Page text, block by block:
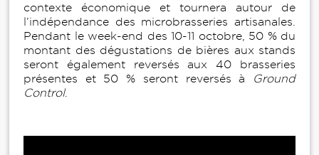
contexte économique et tournera autour de
l’indépendance des microbrasseries artisanales.
Pendant le week-end des 10-11 octobre, 50 % du
montant des dégustations de bières aux stands
seront également reversés aux 40 brasseries
présentes et 50 % seront reversés à
Ground
Control.